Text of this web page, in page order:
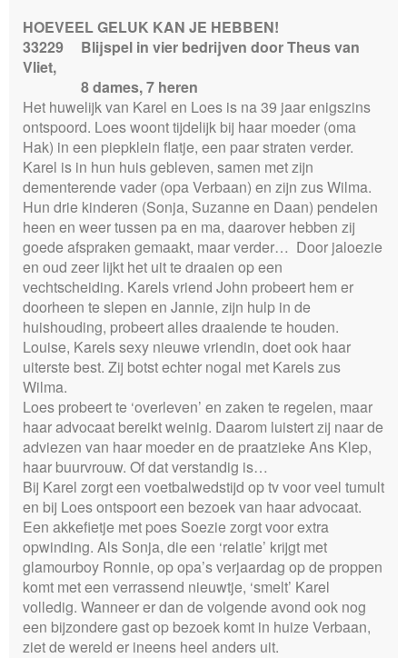
HOEVEEL GELUK KAN JE HEBBEN!
33229
Blijspel in vier bedrijven door Theus van
Vliet,
8 dames, 7 heren
Het huwelijk van Karel en Loes is na 39 jaar enigszins
ontspoord. Loes woont tijdelijk bij haar moeder (oma
Hak) in een piepklein flatje, een paar straten verder.
Karel is in hun huis gebleven, samen met zijn
dementerende vader (opa Verbaan) en zijn zus Wilma.
Hun drie kinderen (Sonja, Suzanne en Daan) pendelen
heen en weer tussen pa en ma, daarover hebben zij
goede afspraken gemaakt, maar verder… Door jaloezie
en oud zeer lijkt het uit te draaien op een
vechtscheiding. Karels vriend John probeert hem er
doorheen te slepen en Jannie, zijn hulp in de
huishouding, probeert alles draaiende te houden.
Louise, Karels sexy nieuwe vriendin, doet ook haar
uiterste best. Zij botst echter nogal met Karels zus
Wilma.
Loes probeert te ‘overleven’ en zaken te regelen, maar
haar advocaat bereikt weinig. Daarom luistert zij naar de
adviezen van haar moeder en de praatzieke Ans Klep,
haar buurvrouw. Of dat verstandig is…
Bij Karel zorgt een voetbalwedstijd op tv voor veel tumult
en bij Loes ontspoort een bezoek van haar advocaat.
Een akkefietje met poes Soezie zorgt voor extra
opwinding. Als Sonja, die een ‘relatie’ krijgt met
glamourboy Ronnie, op opa’s verjaardag op de proppen
komt met een verrassend nieuwtje, ‘smelt’ Karel
volledig. Wanneer er dan de volgende avond ook nog
een bijzondere gast op bezoek komt in huize Verbaan,
ziet de wereld er ineens heel anders uit.